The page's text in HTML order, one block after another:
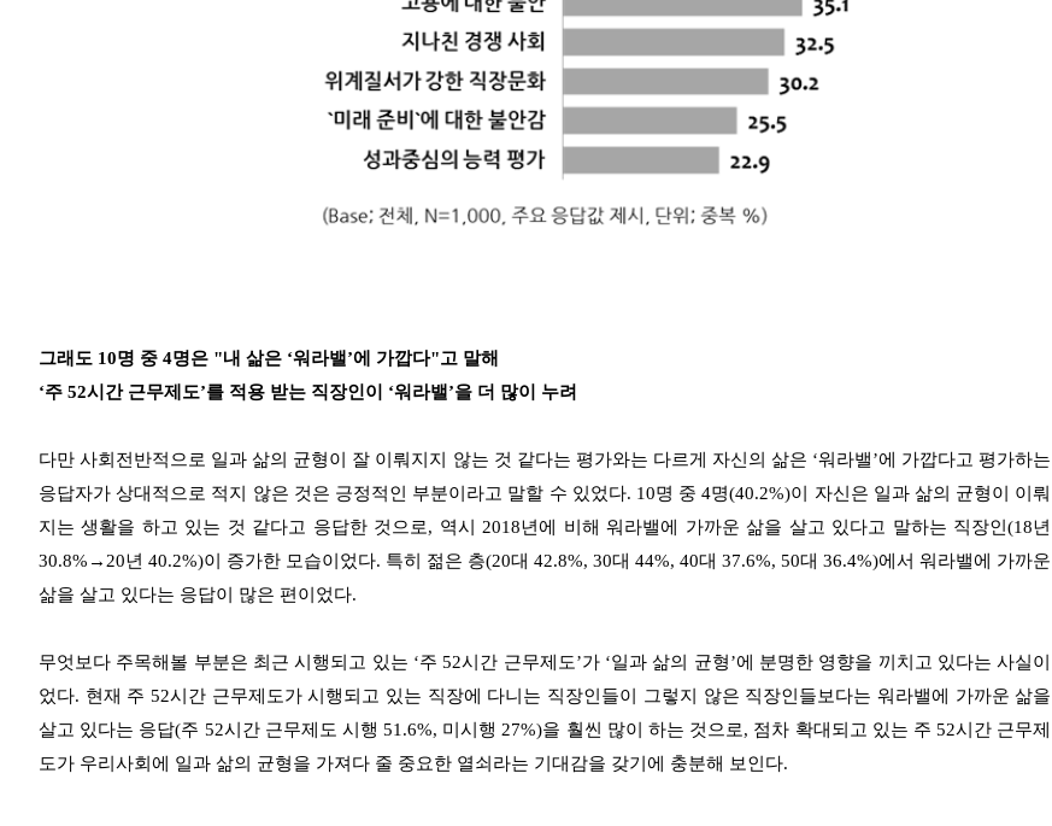
그래도 10명 중 4명은 "내 삶은 ‘워라밸’에 가깝다"고 말해
‘주 52시간 근무제도’를 적용 받는 직장인이 ‘워라밸’을 더 많이 누려
다만 사회전반적으로 일과 삶의 균형이 잘 이뤄지지 않는 것 같다는 평가와는 다르게 자신의 삶은 ‘워라밸’에 가깝다고 평가하는
응답자가 상대적으로 적지 않은 것은 긍정적인 부분이라고 말할 수 있었다. 10명 중 4명(40.2%)이 자신은 일과 삶의 균형이 이뤄
지는 생활을 하고 있는 것 같다고 응답한 것으로, 역시 2018년에 비해 워라밸에 가까운 삶을 살고 있다고 말하는 직장인(18년
30.8%→20년 40.2%)이 증가한 모습이었다. 특히 젊은 층(20대 42.8%, 30대 44%, 40대 37.6%, 50대 36.4%)에서 워라밸에 가까운
삶을 살고 있다는 응답이 많은 편이었다.
무엇보다 주목해볼 부분은 최근 시행되고 있는 ‘주 52시간 근무제도’가 ‘일과 삶의 균형’에 분명한 영향을 끼치고 있다는 사실이
었다. 현재 주 52시간 근무제도가 시행되고 있는 직장에 다니는 직장인들이 그렇지 않은 직장인들보다는 워라밸에 가까운 삶을
살고 있다는 응답(주 52시간 근무제도 시행 51.6%, 미시행 27%)을 훨씬 많이 하는 것으로, 점차 확대되고 있는 주 52시간 근무제
도가 우리사회에 일과 삶의 균형을 가져다 줄 중요한 열쇠라는 기대감을 갖기에 충분해 보인다.